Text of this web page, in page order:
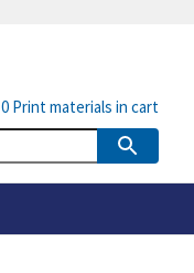
0 Print materials in cart